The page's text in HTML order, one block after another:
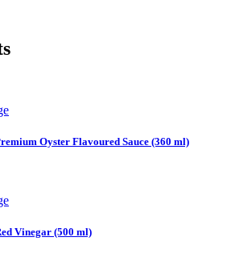
Oyster Flavoured Sauce (360 ml)
Vinegar (500 ml)